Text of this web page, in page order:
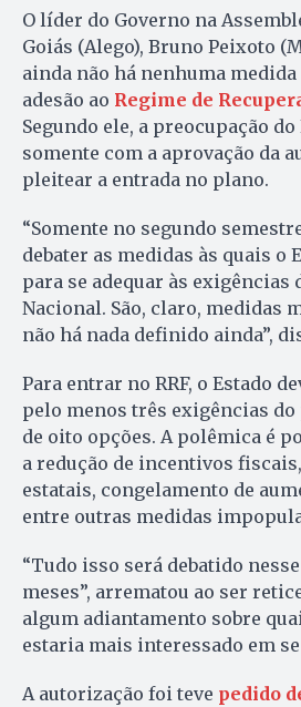
O líder do Governo na
Goiás (Alego), Bruno Peixoto
ainda não há nenhuma
adesão ao Regime de
Segundo ele, a preocupação
somente com a aprovação da
pleitear a entrada no plano.
“Somente no segundo
debater as medidas às quais o
para se adequar às exigências
Nacional. São, claro, medidas
não há nada definido ainda”,
Para entrar no RRF, o Estado
pelo menos três exigências do
de oito opções. A polêmica é
a redução de incentivos
estatais, congelamento de
entre outras medidas
“Tudo isso será debatido
meses”, arrematou ao ser
algum adiantamento sobre
estaria mais interessado em
A autorização foi teve pedido